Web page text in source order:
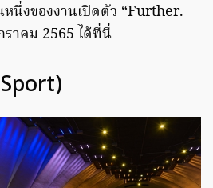
นึ่งของงานเปิดตัว “Further.
าคม 2565 ได้ที่นี่